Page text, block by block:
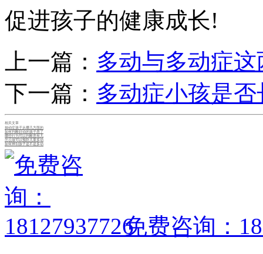
促进孩子的健康成长!
上一篇： 多动与多动症
下一篇： 多动症小孩是
相关文章
抽动症孩子从哪几方面的
如何判断好动的孩子患了
哪些行为可以判断患有儿
怎么做可以预防儿童多动
如何辨别孩子是不是多动
免费咨询：